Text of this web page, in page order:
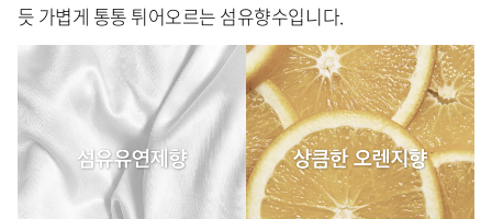
듯 가볍게 통통 튀어오르는 섬유향수입니다.